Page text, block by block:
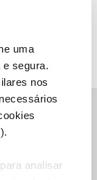
uma
segura.
nos
analisar
years ago
habitação e
apenas 8/9 ..
a 2MB/s de